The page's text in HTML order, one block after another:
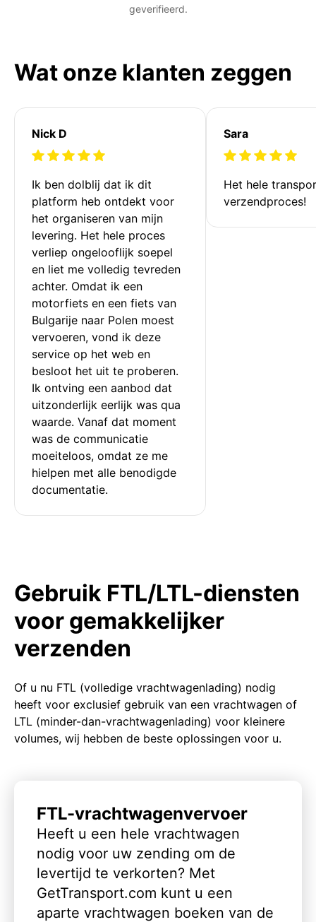
geverifieerd.
Wat onze klanten zeggen
Nick D
Ik ben dolblij dat ik dit
platform heb ontdekt voor
het organiseren van mijn
levering. Het hele proces
verliep ongelooflijk soepel
en liet me volledig tevreden
achter. Omdat ik een
motorfiets en een fiets van
Bulgarije naar Polen moest
vervoeren, vond ik deze
service op het web en
besloot het uit te proberen.
Ik ontving een aanbod dat
uitzonderlijk eerlijk was qua
waarde. Vanaf dat moment
was de communicatie
moeiteloos, omdat ze me
hielpen met alle benodigde
documentatie.
Sara
Het hele
verzendproces!
Gebruik FTL/LTL-diensten
voor gemakkelijker
verzenden
Of u nu FTL (volledige vrachtwagenlading) nodig
heeft voor exclusief gebruik van een vrachtwagen of
LTL (minder-dan-vrachtwagenlading) voor kleinere
volumes, wij hebben de beste oplossingen voor u.
FTL-vrachtwagenvervoer
Heeft u een hele vrachtwagen
nodig voor uw zending om de
levertijd te verkorten? Met
GetTransport.com kunt u een
aparte vrachtwagen boeken van de